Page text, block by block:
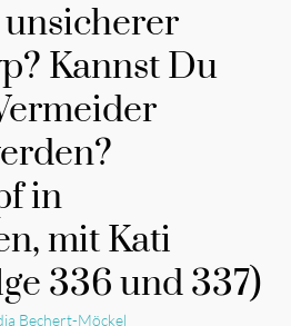
Kannst Du
in
mit Kati
336 und 337)
Bechert-Möckel